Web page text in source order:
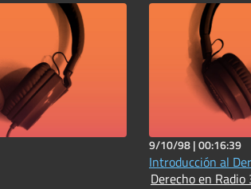
9/10/98 |00:16:39
Introducción al
Derecho en Radio